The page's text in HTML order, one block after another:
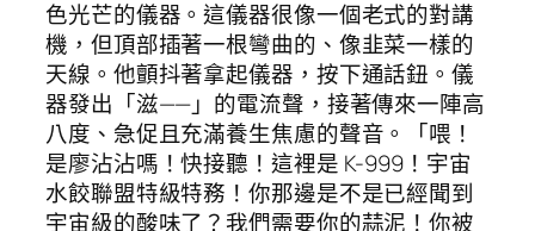
色光芒的儀器。這儀器很像一個老式的對講
機，但頂部插著一根彎曲的、像韭菜一樣的
天線。他顫抖著拿起儀器，按下通話鈕。儀
器發出「滋——」的電流聲，接著傳來一陣高
八度、急促且充滿養生焦慮的聲音。「喂！
是廖沾沾嗎！快接聽！這裡是 K-999！宇宙
水餃聯盟特級特務！你那邊是不是已經聞到
宇宙級的酸味了？我們需要你的蒜泥！你被